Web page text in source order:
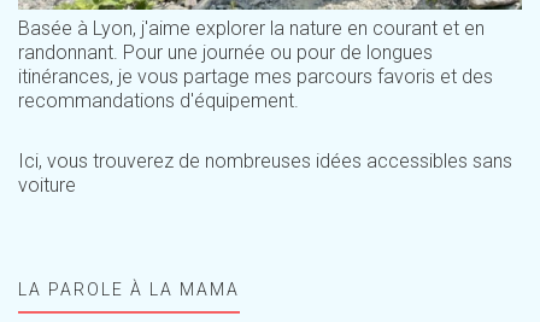
Basée à Lyon, j'aime explorer la nature en courant et en
randonnant. Pour une journée ou pour de longues
itinérances, je vous partage mes parcours favoris et des
recommandations d'équipement.
Ici, vous trouverez de nombreuses idées accessibles sans
voiture
LA PAROLE À LA MAMA